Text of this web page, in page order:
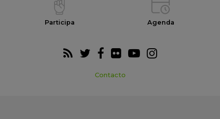
Participa Agenda
Contacto